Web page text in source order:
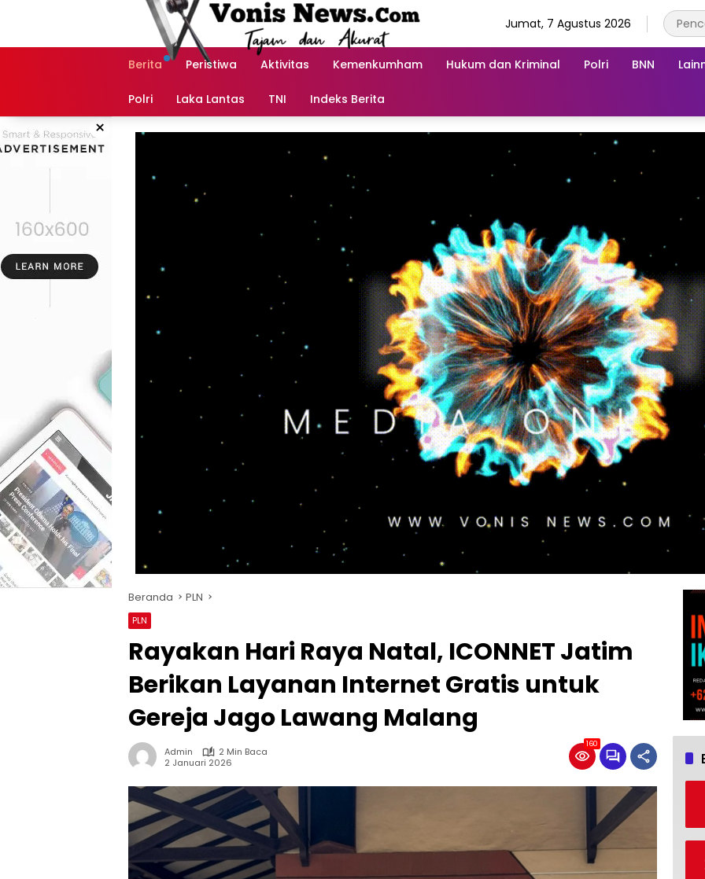
Jumat, 7 Agustus 2026
Berita Peristiwa Aktivitas Kemenkumham Hukum dan Kriminal Polri BNN
Polri Laka Lantas TNI Indeks Berita
×
Beranda PLN
PLN
Rayakan Hari Raya Natal, ICONNET Jatim
Berikan Layanan Internet Gratis untuk
Gereja Jago Lawang Malang
Admin
2 Min Baca
2 Januari 2026
160